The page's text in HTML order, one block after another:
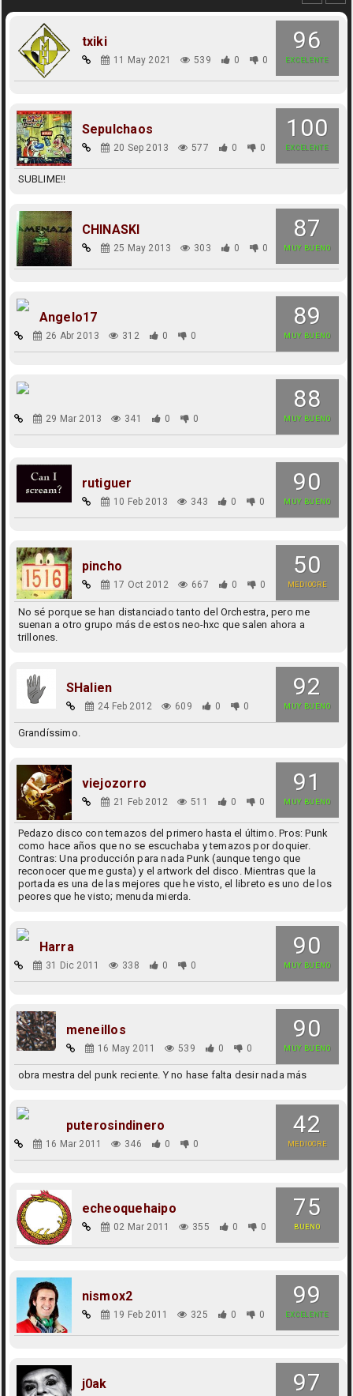
96
EXCELENTE
txiki
11 May 2021 539 0 0
100
EXCELENTE
Sepulchaos
20 Sep 2013 577 0 0
SUBLIME!!
87
MUY BUENO
CHINASKI
25 May 2013 303 0 0
89
MUY BUENO
Angelo17
26 Abr 2013 312 0 0
88
MUY BUENO
29 Mar 2013 341 0 0
90
MUY BUENO
rutiguer
10 Feb 2013 343 0 0
50
MEDIOCRE
pincho
17 Oct 2012 667 0 0
No sé porque se han distanciado tanto del Orchestra, pero me
suenan a otro grupo más de estos neo-hxc que salen ahora a
trillones.
92
MUY BUENO
SHalien
24 Feb 2012 609 0 0
Grandíssimo.
91
MUY BUENO
viejozorro
21 Feb 2012 511 0 0
Pedazo disco con temazos del primero hasta el último. Pros: Punk
como hace años que no se escuchaba y temazos por doquier.
Contras: Una producción para nada Punk (aunque tengo que
reconocer que me gusta) y el artwork del disco. Mientras que la
portada es una de las mejores que he visto, el libreto es uno de los
peores que he visto; menuda mierda.
90
MUY BUENO
Harra
31 Dic 2011 338 0 0
90
MUY BUENO
meneillos
16 May 2011 539 0 0
obra mestra del punk reciente. Y no hase falta desir nada más
42
MEDIOCRE
puterosindinero
16 Mar 2011 346 0 0
75
BUENO
echeoquehaipo
02 Mar 2011 355 0 0
99
EXCELENTE
nismox2
19 Feb 2011 325 0 0
97
j0ak